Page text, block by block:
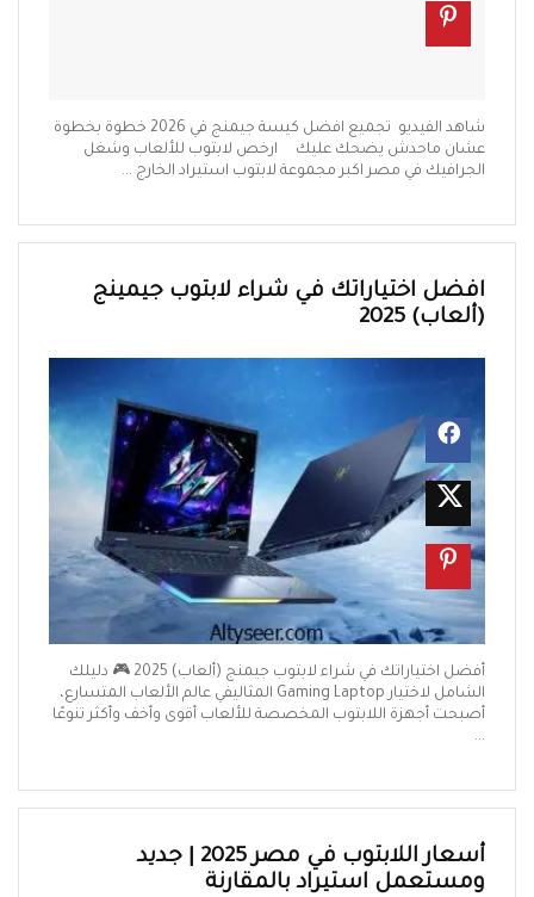
شاهد الفيديو تجميع افضل كيسة جيمنج في 2026 خطوة بخطوة
عشان ماحدش يضحك عليك ارخص لابتوب للألعاب وشغل
الجرافيك في مصر اكبر مجموعة لابتوب استيراد الخارج ...
افضل اختياراتك في شراء لابتوب جيمينج
(ألعاب) 2025
أفضل اختياراتك في شراء لابتوب جيمنج (ألعاب) 2025 🎮 دليلك
الشامل لاختيار Gaming Laptop المثاليفي عالم الألعاب المتسارع،
أصبحت أجهزة اللابتوب المخصصة للألعاب أقوى وأخف وأكثر تنوعًا
...
أسعار اللابتوب في مصر 2025 | جديد
ومستعمل استيراد بالمقارنة